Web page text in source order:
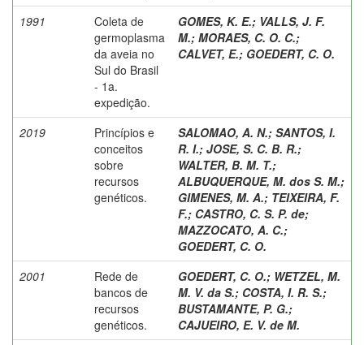
1991
Coleta de
germoplasma
da aveia no
Sul do Brasil
- 1a.
expedição.
GOMES, K. E.; VALLS, J. F.
M.; MORAES, C. O. C.;
CALVET, E.; GOEDERT, C. O.
2019
Princípios e
conceitos
sobre
recursos
genéticos.
SALOMAO, A. N.; SANTOS, I.
R. I.; JOSE, S. C. B. R.;
WALTER, B. M. T.;
ALBUQUERQUE, M. dos S. M.;
GIMENES, M. A.; TEIXEIRA, F.
F.; CASTRO, C. S. P. de;
MAZZOCATO, A. C.;
GOEDERT, C. O.
2001
Rede de
bancos de
recursos
genéticos.
GOEDERT, C. O.; WETZEL, M.
M. V. da S.; COSTA, I. R. S.;
BUSTAMANTE, P. G.;
CAJUEIRO, E. V. de M.